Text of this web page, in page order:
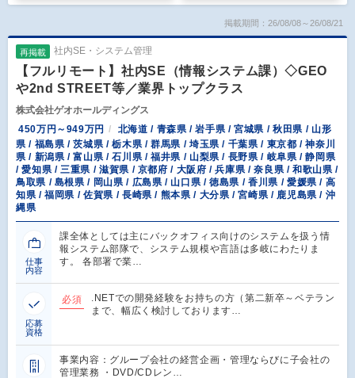
掲載期間：26/08/08～26/08/21
再掲載 社内SE・システム管理
【フルリモート】社内SE（情報システム課）◇GEO
や2nd STREET等／業界トップクラス
株式会社ゲオホールディングス
450万円～949万円
北海道 / 青森県 / 岩手県 / 宮城県 / 秋田県 / 山形
県 / 福島県 / 茨城県 / 栃木県 / 群馬県 / 埼玉県 / 千葉県 / 東京都 / 神奈川
県 / 新潟県 / 富山県 / 石川県 / 福井県 / 山梨県 / 長野県 / 岐阜県 / 静岡県
/ 愛知県 / 三重県 / 滋賀県 / 京都府 / 大阪府 / 兵庫県 / 奈良県 / 和歌山県 /
鳥取県 / 島根県 / 岡山県 / 広島県 / 山口県 / 徳島県 / 香川県 / 愛媛県 / 高
知県 / 福岡県 / 佐賀県 / 長崎県 / 熊本県 / 大分県 / 宮崎県 / 鹿児島県 / 沖
縄県
仕事
内容
課全体としては主にバックオフィス向けのシステムを扱う情
報システム部隊で、システム規模や言語は多岐にわたりま
す。 各部署で業…
応募
資格
必須
.NETでの開発経験をお持ちの方（第二新卒～ベテラン
まで、幅広く検討しております…
事業内容：グループ会社の経営企画・管理ならびに子会社の
管理業務 ・DVD/CDレン…